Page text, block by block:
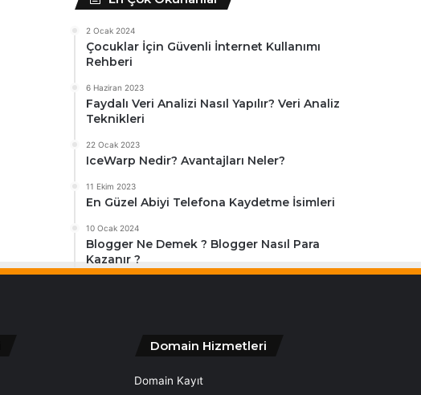
2 Ocak 2024
Çocuklar İçin Güvenli İnternet Kullanımı
Rehberi
6 Haziran 2023
Faydalı Veri Analizi Nasıl Yapılır? Veri Analiz
Teknikleri
22 Ocak 2023
IceWarp Nedir? Avantajları Neler?
11 Ekim 2023
En Güzel Abiyi Telefona Kaydetme İsimleri
10 Ocak 2024
Blogger Ne Demek ? Blogger Nasıl Para
Kazanır ?
Domain Hizmetleri
Domain Kayıt